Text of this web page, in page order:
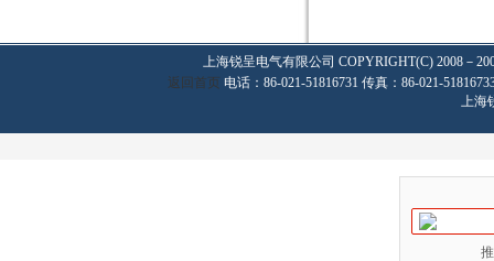
上海锐呈电气有限公司 COPYRIGHT(C) 2008－
返回首页 电话：86-021-51816731 传真：86-021-
上海